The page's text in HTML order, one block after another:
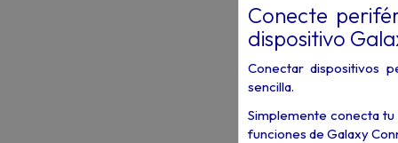
Conecte
dispositivo
Conectar dispositivos
sencilla.
Simplemente conecta
funciones de Galaxy